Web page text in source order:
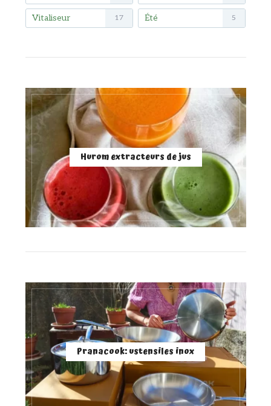
Vitaliseur 17 Été 5
Hurom extracteurs de jus
Pranacook: ustensiles inox